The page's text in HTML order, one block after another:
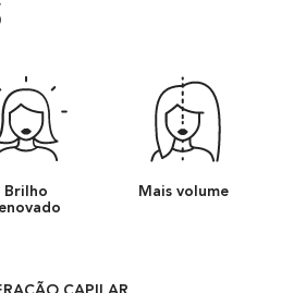
Brilho
Mais volume